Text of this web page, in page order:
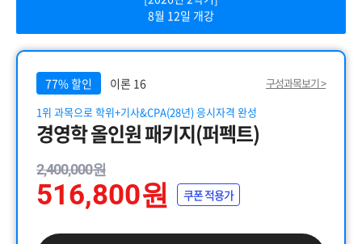
8월 12일 개강
77% 할인 이론 16
구성과목보기 >
1위 과목으로 학위+기사&CPA(28년) 응시자격 완성
경영학 올인원 패키지(퍼펙트)
2,400,000원
516,800원 쿠폰 적용가